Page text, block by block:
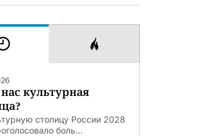
культурная
столицу России 2028
боль...